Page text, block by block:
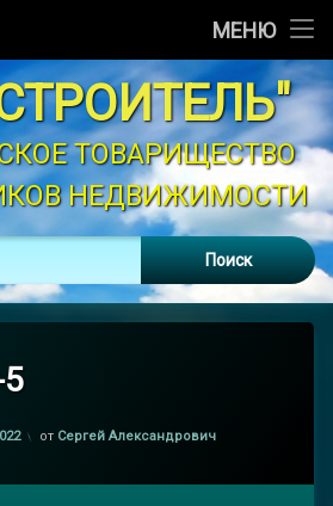
МЕНЮ
ТОВАРИЩЕСТВО
НЕДВИЖИМОСТИ
от Сергей Александрович